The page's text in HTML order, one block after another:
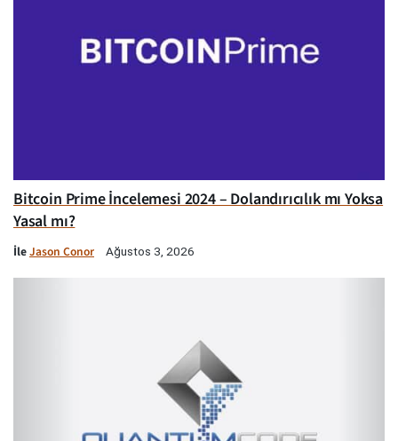
Bitcoin Prime İncelemesi 2024 – Dolandırıcılık mı Yoksa
Yasal mı?
İleJason Conor Ağustos 3, 2026